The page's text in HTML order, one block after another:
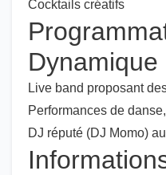
Cocktails créatifs
Dynamique
Live band proposant
Performances de
DJ réputé (DJ Momo)